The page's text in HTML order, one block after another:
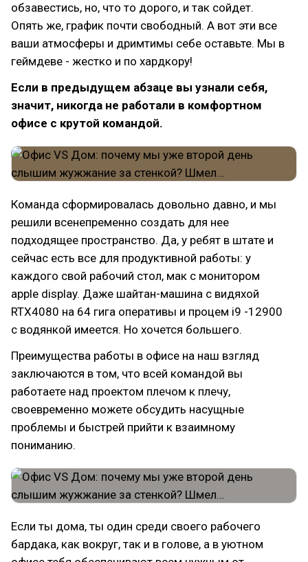
обзавестись, но, что то дорого, и так сойдет.
Опять же, график почти свободный. А вот эти все
ваши атмосферы и дримтимы себе оставьте. Мы в
геймдеве - жестко и по хардкору!
Если в предыдущем абзаце вы узнали себя,
значит, никогда не работали в комфортном
офисе с крутой командой.
Команда сформировалась довольно давно, и мы
решили всенепременно создать для нее
подходящее пространство. Да, у ребят в штате и
сейчас есть все для продуктивной работы: у
каждого свой рабочий стол, мак с монитором
apple display. Даже шайтан-машина с видяхой
RTX4080 на 64 гига оперативы и процем i9 -12900
с водянкой имеется. Но хочется большего.
Преимущества работы в офисе на наш взгляд
заключаются в том, что всей командой вы
работаете над проектом плечом к плечу,
своевременно можете обсудить насущные
проблемы и быстрей прийти к взаимному
пониманию.
Если ты дома, ты один среди своего рабочего
бардака, как вокруг, так и в голове, а в уютном